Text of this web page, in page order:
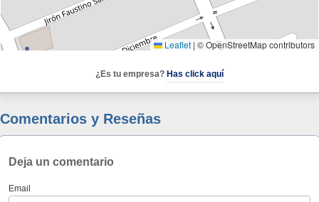
Leaflet | © OpenStreetMap contributors
¿Es tu empresa? Has click aquí
Comentarios y Reseñas
Deja un comentario
Email